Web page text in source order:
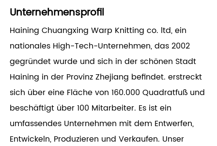
Unternehmensprofil
Haining Chuangxing Warp Knitting co. ltd, ein
nationales High-Tech-Unternehmen, das 2002
gegründet wurde und sich in der schönen Stadt
Haining in der Provinz Zhejiang befindet. erstreckt
sich über eine Fläche von 160.000 Quadratfuß und
beschäftigt über 100 Mitarbeiter. Es ist ein
umfassendes Unternehmen mit dem Entwerfen,
Entwickeln, Produzieren und Verkaufen. Unser